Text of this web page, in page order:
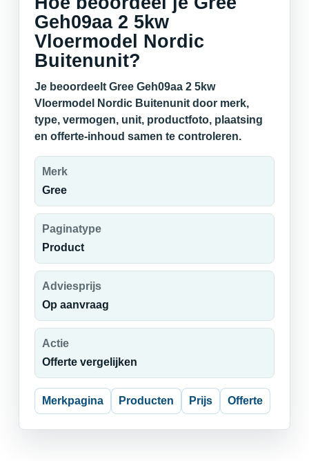
Geh09aa 2 5kw
Vloermodel Nordic
Buitenunit?
Je beoordeelt Gree Geh09aa 2 5kw
Vloermodel Nordic Buitenunit door merk,
type, vermogen, unit, productfoto, plaatsing
en offerte-inhoud samen te controleren.
Merk
Gree
Paginatype
Product
Adviesprijs
Op aanvraag
Actie
Offerte vergelijken
Merkpagina Producten Prijs Offerte